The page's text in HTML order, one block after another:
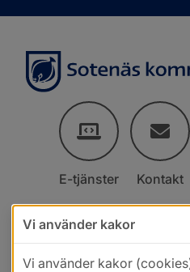
E-tjänster Kontakt
Vi använder kakor
Vi använder kakor